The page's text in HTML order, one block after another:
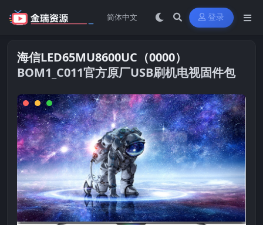
登录
海信LED65MU8600UC（0000）
BOM1_C011官方原厂USB刷机电视固件包